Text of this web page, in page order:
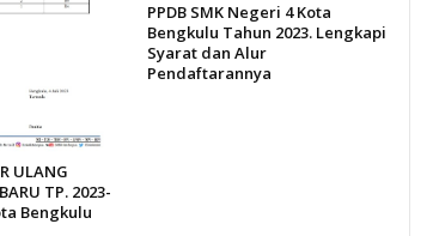
ULANG
TP. 2023-
Bengkulu
PPDB SMK Negeri 4 Kota
Bengkulu Tahun 2023. Lengkapi
Syarat dan Alur
Pendaftarannya